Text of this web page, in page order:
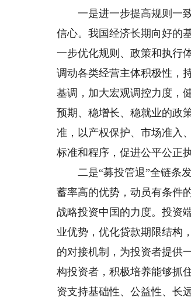
一是进一步提高规则一致
信心。我国经济长期向好的
一步优化规则、政策和执行
调动各类经营主体积极性，
基调，加大宏观调控力度，
预期、稳增长、稳就业的政
准，以产权保护、市场准入
标准和程序，促进公平公正执
二是“募投管退”全链条发
蓄率高的优势，动员有条件
战略投资中国的力度。投资
业优势，优化贷款期限结构
的对接机制，为投资者提供
构投资者，积极培养能够抓
资支持基础性、公益性、长